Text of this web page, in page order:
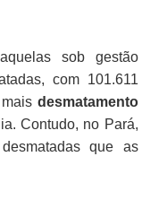
sob gestão
com 101.611
desmatamento
Contudo, no Pará,
que as